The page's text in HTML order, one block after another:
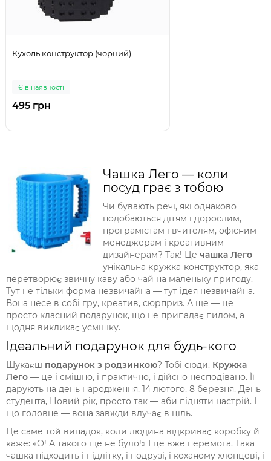
Кухоль конструктор (чорний)
Є в наявності
495 грн
Чашка Лего — коли
посуд грає з тобою
Чи бувають речі, які однаково
подобаються дітям і дорослим,
програмістам і вчителям, офісним
менеджерам і креативним
дизайнерам? Так! Це чашка Лего —
унікальна кружка-конструктор, яка
перетворює звичну каву або чай на маленьку пригоду.
Тут не тільки форма незвичайна — тут ідея незвичайна.
Вона несе в собі гру, креатив, сюрприз. А ще — це
просто класний подарунок, що не припадає пилом, а
щодня викликає усмішку.
Ідеальний подарунок для будь-кого
Шукаєш подарунок з родзинкою? Тобі сюди. Кружка
Лего — це і смішно, і практично, і дійсно несподівано. Її
дарують на день народження, 14 лютого, 8 березня, День
студента, Новий рік, просто так — аби підняти настрій. І
що головне — вона завжди влучає в ціль.
Це саме той випадок, коли людина відкриває коробку й
каже: «О! А такого ще не було!» І це вже перемога. Така
чашка підходить і підлітку, і подрузі, і коханому хлопцеві, і